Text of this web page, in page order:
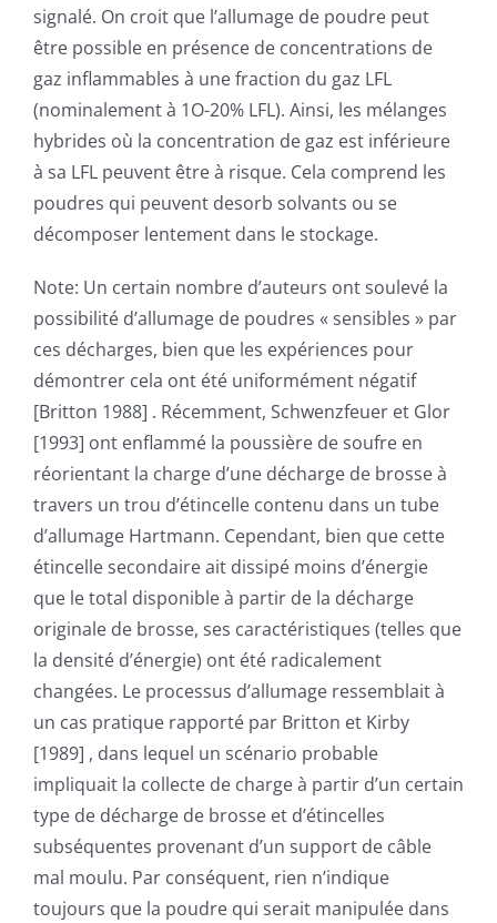
signalé. On croit que l’allumage de poudre peut
être possible en présence de concentrations de
gaz inflammables à une fraction du gaz LFL
(nominalement à 1O-20% LFL). Ainsi, les mélanges
hybrides où la concentration de gaz est inférieure
à sa LFL peuvent être à risque. Cela comprend les
poudres qui peuvent desorb solvants ou se
décomposer lentement dans le stockage.
Note: Un certain nombre d’auteurs ont soulevé la
possibilité d’allumage de poudres « sensibles » par
ces décharges, bien que les expériences pour
démontrer cela ont été uniformément négatif
[Britton 1988] . Récemment, Schwenzfeuer et Glor
[1993] ont enflammé la poussière de soufre en
réorientant la charge d’une décharge de brosse à
travers un trou d’étincelle contenu dans un tube
d’allumage Hartmann. Cependant, bien que cette
étincelle secondaire ait dissipé moins d’énergie
que le total disponible à partir de la décharge
originale de brosse, ses caractéristiques (telles que
la densité d’énergie) ont été radicalement
changées. Le processus d’allumage ressemblait à
un cas pratique rapporté par Britton et Kirby
[1989] , dans lequel un scénario probable
impliquait la collecte de charge à partir d’un certain
type de décharge de brosse et d’étincelles
subséquentes provenant d’un support de câble
mal moulu. Par conséquent, rien n’indique
toujours que la poudre qui serait manipulée dans